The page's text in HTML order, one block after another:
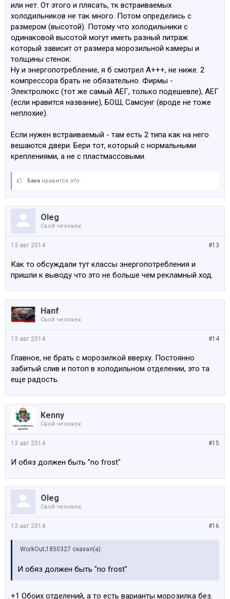
или нет. От этого и плясать, тк встраиваемых
холодильников не так много. Потом определись с
размером (высотой). Потому что холодильники с
одинаковой высотой могут иметь разный литраж
который зависит от размера морозильной камеры и
толщины стенок.
Ну и энергопотребление, я б смотрел А+++, не ниже. 2
компрессора брать не обязательно. Фирмы -
Электролюкс (тот же самый АЕГ, только подешевле), АЕГ
(если нравится название), БОШ, Самсунг (вроде не тоже
неплохие).
Если нужен встраиваемый - там есть 2 типа как на него
вешаются двери. Бери тот, который с нормальными
креплениями, а не с пластмассовыми.
Sava нравится это.
Oleg
Свой человек
#13
13 авг 2014
Как то обсуждали тут классы энергопотребления и
пришли к выводу что это не больше чем рекламный ход.
Hanf
Свой человек
#14
13 авг 2014
Главное, не брать с морозилкой вверху. Постоянно
забитый слив и потоп в холодильном отделении, это та
еще радость.
Kenny
Свой человек
#15
13 авг 2014
И обяз должен быть "no frost"
Oleg
Свой человек
#16
13 авг 2014
WorkOut;1850327 сказал(а):
И обяз должен быть "no frost"
+1 Обоих отделений, а то есть варианты морозилка без.